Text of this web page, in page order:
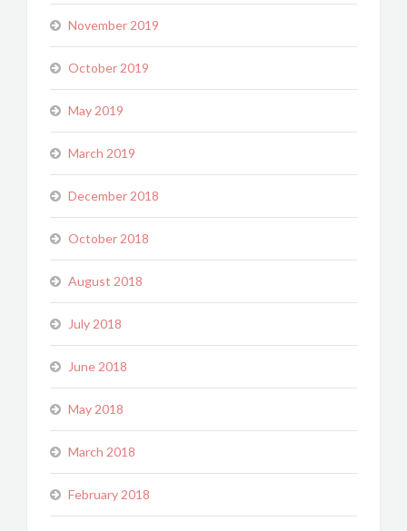
November 2019
October 2019
May 2019
March 2019
December 2018
October 2018
August 2018
July 2018
June 2018
May 2018
March 2018
February 2018